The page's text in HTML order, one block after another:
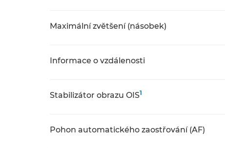
Maximální zvětšení (násobek)
Informace o vzdálenosti
Stabilizátor obrazu OIS1
Pohon automatického zaostřování (AF)